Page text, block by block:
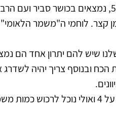
חיילים אלו שיש לפניהם עדיין שירות ארוך עד גיל 50,
לוחמי ה"משמר הלאומי"
שיש להם יתרון אחד הם
ובנוסף צריך יהיה
בנוסף, צה"ל יצטרך לייצר כמות גדולה של רכבי 4  על 4